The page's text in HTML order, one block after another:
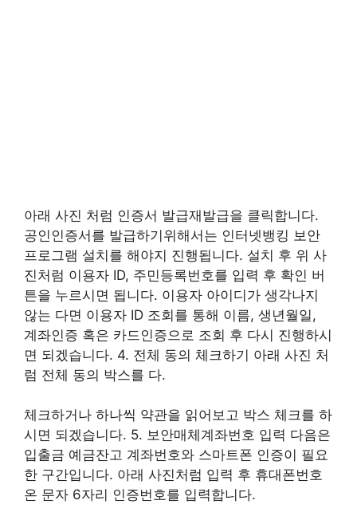
아래 사진 처럼 인증서 발급재발급을 클릭합니다.
공인인증서를 발급하기위해서는 인터넷뱅킹 보안
프로그램 설치를 해야지 진행됩니다. 설치 후 위 사
진처럼 이용자 ID, 주민등록번호를 입력 후 확인 버
튼을 누르시면 됩니다. 이용자 아이디가 생각나지
않는 다면 이용자 ID 조회를 통해 이름, 생년월일,
계좌인증 혹은 카드인증으로 조회 후 다시 진행하시
면 되겠습니다. 4. 전체 동의 체크하기 아래 사진 처
럼 전체 동의 박스를 다.
체크하거나 하나씩 약관을 읽어보고 박스 체크를 하
시면 되겠습니다. 5. 보안매체계좌번호 입력 다음은
입출금 예금잔고 계좌번호와 스마트폰 인증이 필요
한 구간입니다. 아래 사진처럼 입력 후 휴대폰번호
온 문자 6자리 인증번호를 입력합니다.